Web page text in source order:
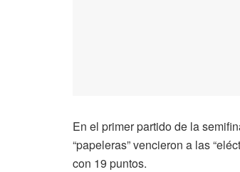
En el primer partido de la
“papeleras” vencieron a las
con 19 puntos.